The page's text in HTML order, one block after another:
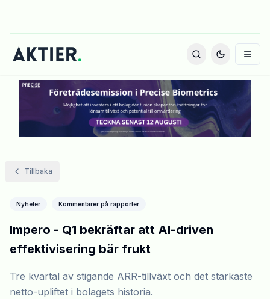
Tillbaka
Nyheter Kommentarer på rapporter
Impero - Q1 bekräftar att AI-driven
effektivisering bär frukt
Tre kvartal av stigande ARR-tillväxt och det starkaste
netto-upliftet i bolagets historia.